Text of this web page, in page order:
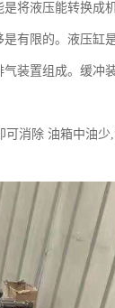
将液压能转换成
有限的。液压缸
装置组成。缓冲
消除 油箱中油